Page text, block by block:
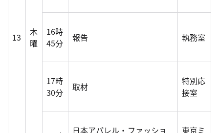
13
木
曜
16時
45分
報告 執務室
17時
30分
取材
特別応
接室
日本アパレル・ファッショ
東京ミ